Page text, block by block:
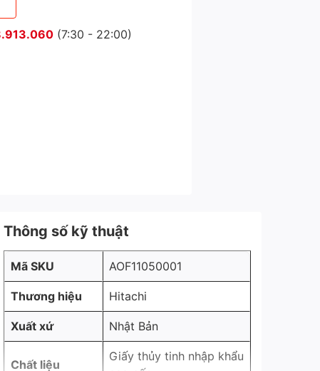
(7:30 - 22:00)
Thông số kỹ thuật
Mã SKU AOF11050001
Thương hiệu Hitachi
Xuất xứ Nhật Bản
Chất liệu
Giấy thủy tinh nhập khẩu